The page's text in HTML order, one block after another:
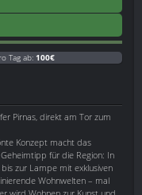
Tag ab: 100€
Pirnas, direkt am Tor zum
Konzept macht das
für die Region: In
zur Lampe mit exklusiven
Wohnwelten – mal